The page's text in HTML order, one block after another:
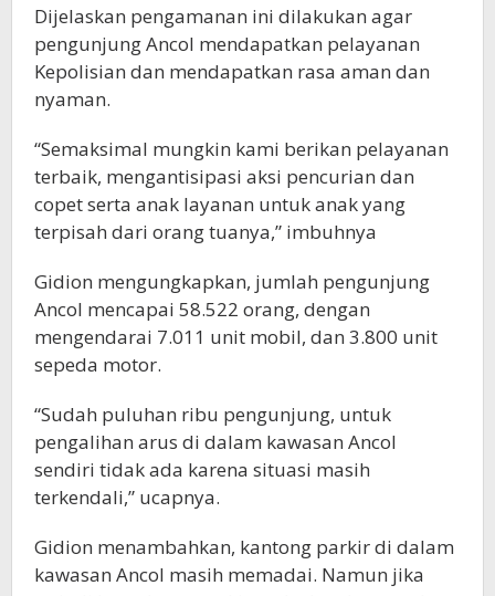
Dijelaskan pengamanan ini dilakukan agar
pengunjung Ancol mendapatkan pelayanan
Kepolisian dan mendapatkan rasa aman dan
nyaman.
“Semaksimal mungkin kami berikan pelayanan
terbaik, mengantisipasi aksi pencurian dan
copet serta anak layanan untuk anak yang
terpisah dari orang tuanya,” imbuhnya
Gidion mengungkapkan, jumlah pengunjung
Ancol mencapai 58.522 orang, dengan
mengendarai 7.011 unit mobil, dan 3.800 unit
sepeda motor.
“Sudah puluhan ribu pengunjung, untuk
pengalihan arus di dalam kawasan Ancol
sendiri tidak ada karena situasi masih
terkendali,” ucapnya.
Gidion menambahkan, kantong parkir di dalam
kawasan Ancol masih memadai. Namun jika